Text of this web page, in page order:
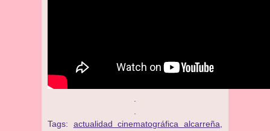
Tags: actualidad cinematográfica alcarreña